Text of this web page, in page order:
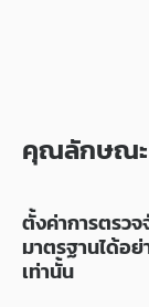
คุณลักษณะ
ตั้งค่าการตรว
มาตรฐานได้อ
เท่านั้น